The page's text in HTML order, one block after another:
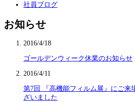
社員ブログ
お知らせ
2016/4/18
ゴールデンウィーク休業のお知らせ
2016/4/11
第7回 『高機能フィルム展』にご来
ざいました